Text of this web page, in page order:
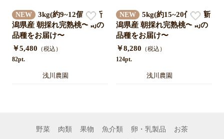
NEW
3kg(約9~12個入)|新
潟県産 朝採れ完熟桃〜旬の
品種をお届け〜
￥5,480 （税込）
82pt.
浅川農園
NEW
5kg(約15~20個入)|新
潟県産 朝採れ完熟桃〜旬の
品種をお届け〜
￥8,280 （税込）
124pt.
浅川農園
野菜 肉類 果物 魚介類 卵・乳製品
お茶